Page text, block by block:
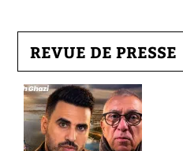
REVUE DE PRESSE